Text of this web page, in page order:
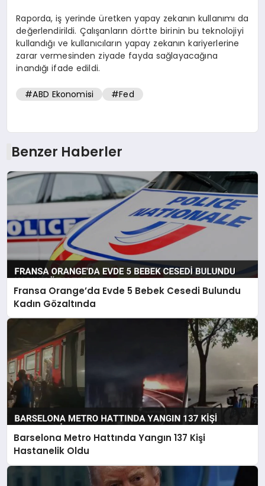
Raporda, iş yerinde üretken yapay zekanın kullanımı da
değerlendirildi. Çalışanların dörtte birinin bu teknolojiyi
kullandığı ve kullanıcıların yapay zekanın kariyerlerine
zarar vermesinden ziyade fayda sağlayacağına
inandığı ifade edildi.
#ABD Ekonomisi #Fed
Benzer Haberler
Fransa Orange’da Evde 5 Bebek Cesedi Bulundu
Kadın Gözaltında
Barselona Metro Hattında Yangın 137 Kişi
Hastanelik Oldu